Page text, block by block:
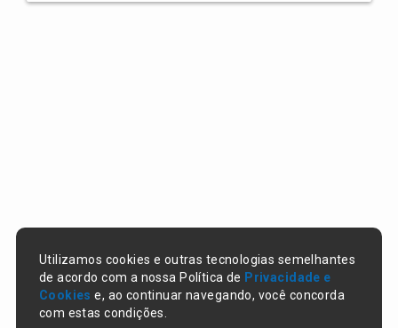
Utilizamos cookies e outras tecnologias semelhantes
de acordo com a nossa Política de Privacidade e
Cookies e, ao continuar navegando, você concorda
com estas condições.